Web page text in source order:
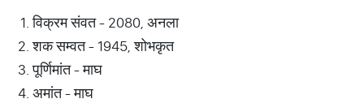
विक्रम संवत - 2080, अनला
शक सम्वत - 1945, शोभकृत
पूर्णिमांत - माघ
अमांत - माघ